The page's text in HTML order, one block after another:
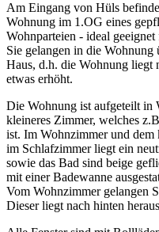
Am Eingang von Hüls
Wohnung im 1.OG eines
Wohnparteien - ideal
Sie gelangen in die Wohnung
Haus, d.h. die Wohnung liegt
etwas erhöht.
Die Wohnung ist aufgeteilt in
kleineres Zimmer, welches
ist. Im Wohnzimmer und
im Schlafzimmer liegt ein
sowie das Bad sind beige
mit einer Badewanne
Vom Wohnzimmer gelangen
Dieser liegt nach hinten